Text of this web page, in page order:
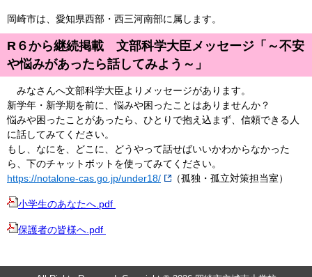
岡崎市は、愛知県西部・西三河南部に属します。
R６から継続掲載 文部科学大臣メッセージ「～不安
や悩みがあったら話してみよう～」
みなさんへ文部科学大臣よりメッセージがあります。
新学年・新学期を前に、悩みや困ったことはありませんか？
悩みや困ったことがあったら、ひとりで抱え込まず、信頼できる人
に話してみてください。
もし、なにを、どこに、どうやって話せばいいかわからなかった
ら、下のチャットボットを使ってみてください。
https://notalone-cas.go.jp/under18/
（孤独・孤立対策担当室）
小学生のあなたへ.pdf
保護者の皆様へ.pdf